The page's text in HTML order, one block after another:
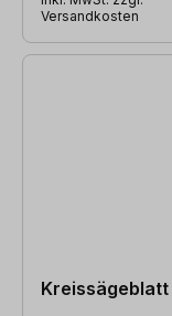
Versandkosten
Kreissägeblatt